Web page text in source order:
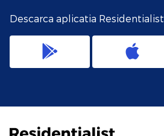
Descarca aplicatia Residentialist